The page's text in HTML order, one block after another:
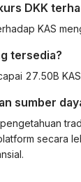
DKK
KAS
tersedia?
27.50B
sumber
secara